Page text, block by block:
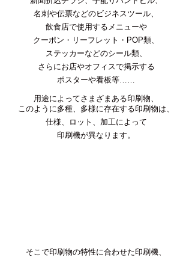
名刺や伝票などのビジネスツール、
飲食店で使用するメニューや
クーポン・リーフレット・POP類、
ステッカーなどのシール類、
さらにお店やオフィスで掲示する
ポスターや看板等……
用途によってさまざまある印刷物、
このように多種、多様に存在する印刷物は、
仕様、ロット、加工によって
印刷機が異なります。
そこで印刷物の特性に合わせた印刷機、